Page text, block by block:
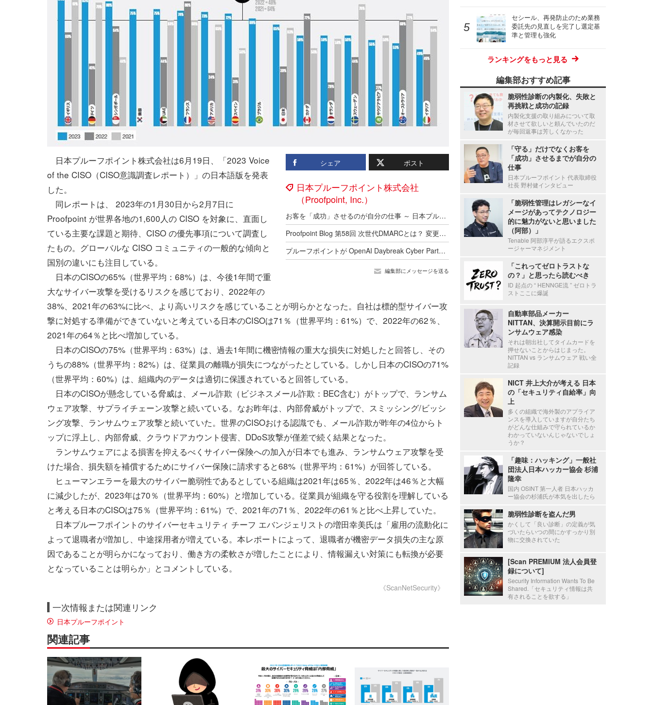
シェア ポスト
日本プルーフポイント株式会社
（Proofpoint, Inc.）
お客を「成功」させるのが自分の仕事 ～ 日本プルーフポイント 代表取締役社長 野村健インタビュー
Proofpoint Blog 第58回 次世代DMARCとは？ 変更点とその重要性を解説
プルーフポイントが OpenAI Daybreak Cyber Partner Program に参画
編集部にメッセージを送る
日本プルーフポイント株式会社は6月19日、「2023 Voice
of the CISO（CISO意識調査レポート）」の日本語版を発表
した。
同レポートは、 2023年の1月30日から2月7日に
Proofpoint が世界各地の1,600人の CISO を対象に、直面し
ている主要な課題と期待、CISO の優先事項について調査し
たもの。グローバルな CISO コミュニティの一般的な傾向と
国別の違いにも注目している。
日本のCISOの65%（世界平均：68%）は、今後1年間で重
大なサイバー攻撃を受けるリスクを感じており、2022年の
38%、2021年の63%に比べ、より高いリスクを感じていることが明らかとなった。自社は標的型サイバー攻
撃に対処する準備ができていないと考えている日本のCISOは71％（世界平均：61%）で、2022年の62％、
2021年の64％と比べ増加している。
日本のCISOの75%（世界平均：63%）は、過去1年間に機密情報の重大な損失に対処したと回答し、その
うちの88%（世界平均：82%）は、従業員の離職が損失につながったとしている。しかし日本のCISOの71%
（世界平均：60%）は、組織内のデータは適切に保護されていると回答している。
日本のCISOが懸念している脅威は、メール詐欺（ビジネスメール詐欺：BEC含む）がトップで、ランサム
ウェア攻撃、サプライチェーン攻撃と続いている。なお昨年は、内部脅威がトップで、スミッシング/ビッシ
ング攻撃、ランサムウェア攻撃と続いていた。世界のCISOおける認識でも、メール詐欺が昨年の4位からト
ップに浮上し、内部脅威、クラウドアカウント侵害、DDoS攻撃が僅差で続く結果となった。
ランサムウェアによる損害を抑えるべくサイバー保険への加入が日本でも進み、ランサムウェア攻撃を受
けた場合、損失額を補償するためにサイバー保険に請求すると68%（世界平均：61%）が回答している。
ヒューマンエラーを最大のサイバー脆弱性であるとしている組織は2021年は65％、2022年は46％と大幅
に減少したが、2023年は70％（世界平均：60%）と増加している。従業員が組織を守る役割を理解している
と考える日本のCISOは75％（世界平均：61%）で、2021年の71％、2022年の61％と比べ上昇していた。
日本プルーフポイントのサイバーセキュリティ チーフ エバンジェリストの増田幸美氏は「雇用の流動化に
よって退職者が増加し、中途採用者が増えている。本レポートによって、退職者が機密データ損失の主な原
因であることが明らかになっており、働き方の柔軟さが増したことにより、情報漏えい対策にも転換が必要
となっていることは明らか」とコメントしている。
《ScanNetSecurity》
一次情報または関連リンク
日本プルーフポイント
関連記事
セシール、再発防止のため業務
委託先の見直しを完了し選定基
準と管理も強化
ランキングをもっと見る
編集部おすすめ記事
脆弱性診断の内製化、失敗と
再挑戦と成功の記録
内製化支援の取り組みについて取
材させて欲しいと頼んでいたのだ
が毎回返事は芳しくなかった
「守る」だけでなくお客を
「成功」させるまでが自分の
仕事
日本プルーフポイント 代表取締役
社長 野村健インタビュー
「脆弱性管理はレガシーなイ
メージがあってテクノロジー
的に魅力がないと思いました
（阿部）」
Tenable 阿部淳平が語るエクスポ
ージャーマネジメント
「これってゼロトラストな
の？」と思ったら読むべき
ID 起点の “ HENNGE流 ” ゼロトラ
ストここに爆誕
自動車部品メーカー
NITTAN、決算開示目前にラ
ンサムウェア感染
それは朝出社してタイムカードを
押せないことからはじまった。
NITTAN vs ランサムウェア 戦い全
記録
NICT 井上大介が考える 日本
の「セキュリティ自給率」向
上
多くの組織で海外製のアプライア
ンスを導入していますが自分たち
がどんな仕組みで守られているか
わかっていないんじゃないでしょ
うか？
「趣味：ハッキング」一般社
団法人日本ハッカー協会 杉浦
隆幸
国内 OSINT 第一人者 日本ハッカ
ー協会の杉浦氏が本気を出したら
脆弱性診断を盗んだ男
かくして「良い診断」の定義が気
づいたらいつの間にかすっかり別
物に交換されていた
[Scan PREMIUM 法人会員登
録について]
Security Information Wants To Be
Shared.「セキュリティ情報は共
有されることを欲する」